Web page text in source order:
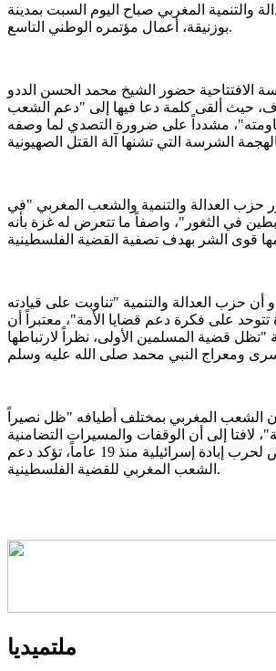
والتنمية المغربي صباح اليوم السبت بمدينة
بوزنيقة، أعمال مؤتمره الوطني التاسع.
الافتتاحية حضور الشيخ محمد الحسن الددو
حيث ألقى كلمة دعا فيها إلى "دعم الشعب
مشدداً على ضرورة التصدي لما وصفه
حزب العدالة والتنمية والشعب المغربي "في
في الثغور"، واصفاً ما تتعرض له غزة بأنه
أن حزب العدالة والتنمية "تناوبت على قيادته
على فكرة دعم قضايا الأمة"، معتبراً أن
"تظل قضية المسلمين الأولى، نظراً لارتباطها
الشعب المغربي بمختلف أطيافه "ظل نصيراً
لافتا إلى أن الوقفات والمسيرات التضامنية
مع غزة التي تتعرض لحرب إبادة إسرائيلية منذ 19 عاماً، تؤكد دعم
الشعب المغربي للقضية الفلسطينية.
ملتميديا